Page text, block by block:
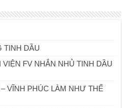
TINH DẦU
FV NHẮN NHỦ TINH DẦU
VĨNH PHÚC LÀM NHƯ THẾ